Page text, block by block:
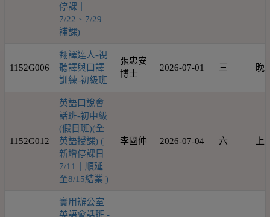
停課｜
7/22、7/29
補課)
1152G006
翻譯達人-視
聽譯與口譯
訓練-初級班
張忠安
博士
2026-07-01 三 晚
1152G012
英語口說會
話班-初中級
(假日班)(全
英語授課) (
新增停課日
7/11｜順延
至8/15結業 )
李國仲 2026-07-04 六 上
實用辦公室
英語會話班 -